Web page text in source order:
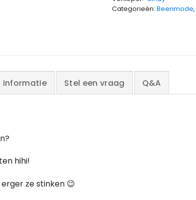
Categorieën: Beenmode,
informatie Stel een vraag Q&A
hihi!
ze stinken 😉